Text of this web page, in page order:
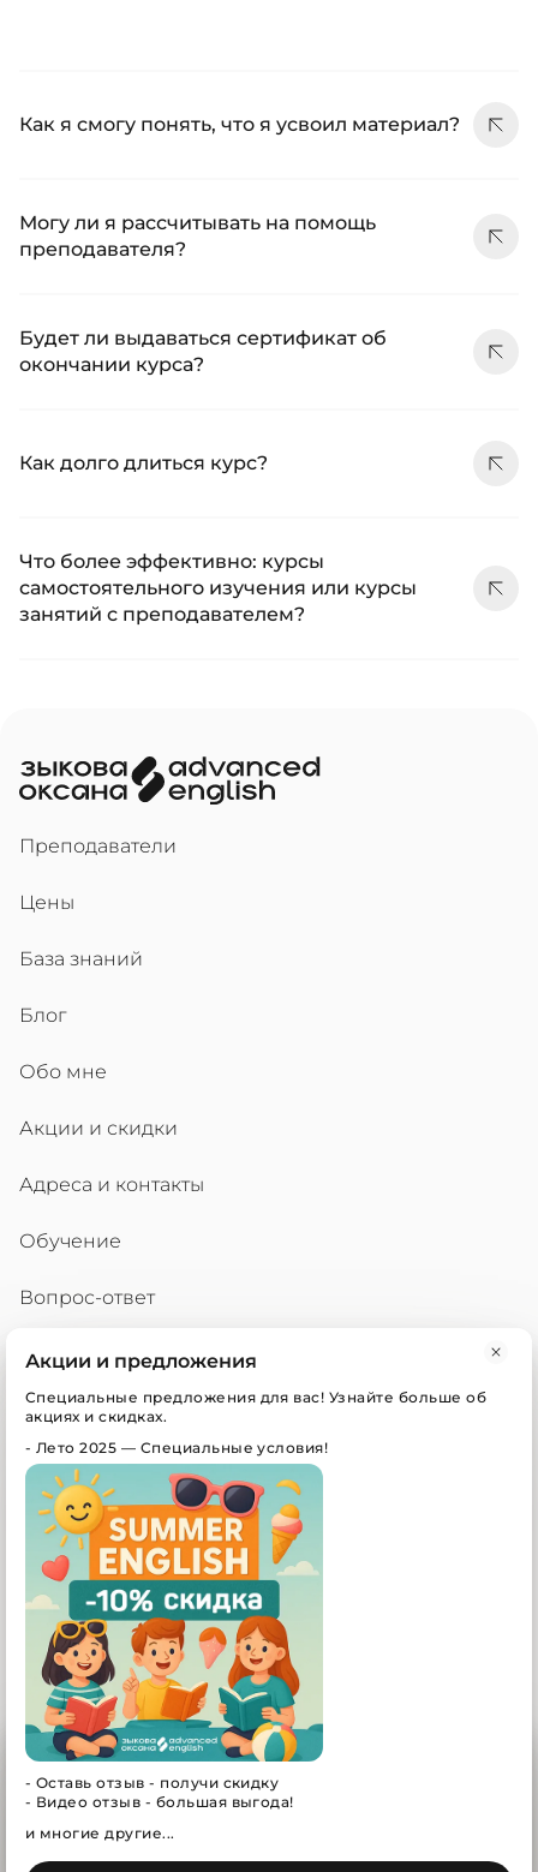
Как я смогу понять, что я усвоил материал?
Могу ли я рассчитывать на помощь
преподавателя?
Будет ли выдаваться сертификат об
окончании курса?
Как долго длиться курс?
Что более эффективно: курсы
самостоятельного изучения или курсы
занятий с преподавателем?
Преподаватели
Цены
База знаний
Блог
Обо мне
Акции и скидки
Адреса и контакты
Обучение
Вопрос-ответ
г. Богородск, ул. Ленина, д.123 (ТЦ Кластер, офис
21)
СП. Новинки, ул. Центральная, д. 6а (Аптека, офис
+7 (950) 625-34-46
englishinbg@gmail.com
* Instagram принадлежит компании Meta,
признанной экстремистской организацией и
запрещенной в РФ
art-zykov.com
(разработка и продвижений сайтов/приложений)
Advanced English © — Все права защищены
Мы используем cookie для улучшения работы
сайта
Оставаясь с нами, вы соглашаетесь на использование
файлов cookie
Акции и предложения
Специальные предложения для вас! Узнайте больше об
акциях и скидках.
- Лето 2025 — Специальные условия!
- Оставь отзыв - получи скидку
- Видео отзыв - большая выгода!
и многие другие...